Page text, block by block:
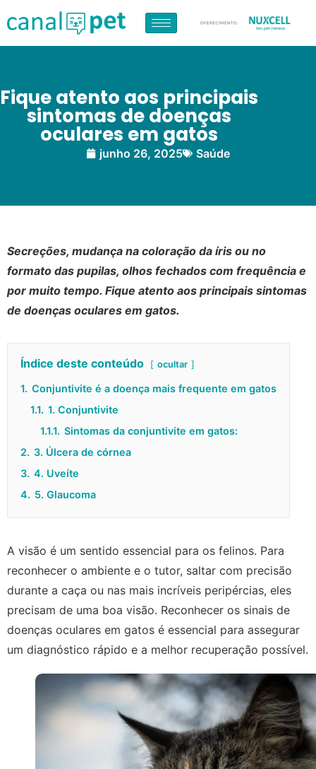
Fique atento aos principais
sintomas de doenças
oculares em gatos
junho 26, 2025 Saúde
Secreções, mudança na coloração da íris ou no
formato das pupilas, olhos fechados com frequência e
por muito tempo. Fique atento aos principais sintomas
de doenças oculares em gatos.
Índice deste conteúdo ocultar
1. Conjuntivite é a doença mais frequente em gatos
1.1. 1. Conjuntivite
1.1.1. Sintomas da conjuntivite em gatos:
2. 3. Úlcera de córnea
3. 4. Uveíte
4. 5. Glaucoma
A visão é um sentido essencial para os felinos. Para
reconhecer o ambiente e o tutor, saltar com precisão
durante a caça ou nas mais incríveis peripércias, eles
precisam de uma boa visão. Reconhecer os sinais de
doenças oculares em gatos é essencial para assegurar
um diagnóstico rápido e a melhor recuperação possível.